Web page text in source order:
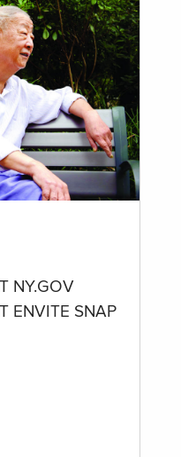
NY.GOV
ENVITE SNAP